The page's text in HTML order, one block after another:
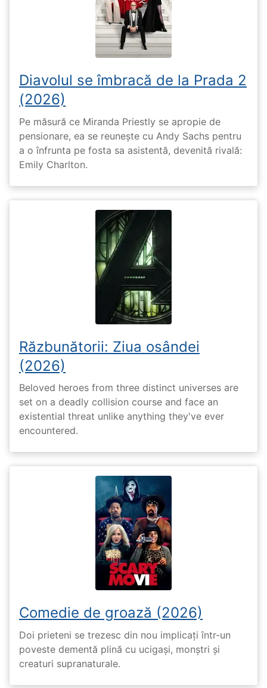
Diavolul se îmbracă de la Prada 2
(2026)
Pe măsură ce Miranda Priestly se apropie de
pensionare, ea se reunește cu Andy Sachs pentru
a o înfrunta pe fosta sa asistentă, devenită rivală:
Emily Charlton.
Răzbunătorii: Ziua osândei
(2026)
Beloved heroes from three distinct universes are
set on a deadly collision course and face an
existential threat unlike anything they've ever
encountered.
Comedie de groază (2026)
Doi prieteni se trezesc din nou implicați într-un
poveste dementă plină cu ucigași, monștri și
creaturi supranaturale.